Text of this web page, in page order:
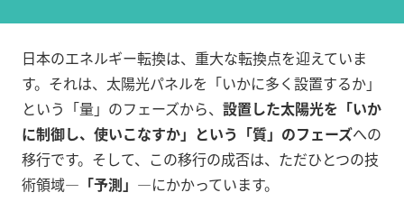
日本のエネルギー転換は、重大な転換点を迎えていま
す。それは、太陽光パネルを「いかに多く設置するか」
という「量」のフェーズから、 設置した太陽光を「いか
に制御し、使いこなすか」という「質」のフェーズへの
移行です。そして、この移行の成否は、ただひとつの技
術領域— 「予測」 —にかかっています。